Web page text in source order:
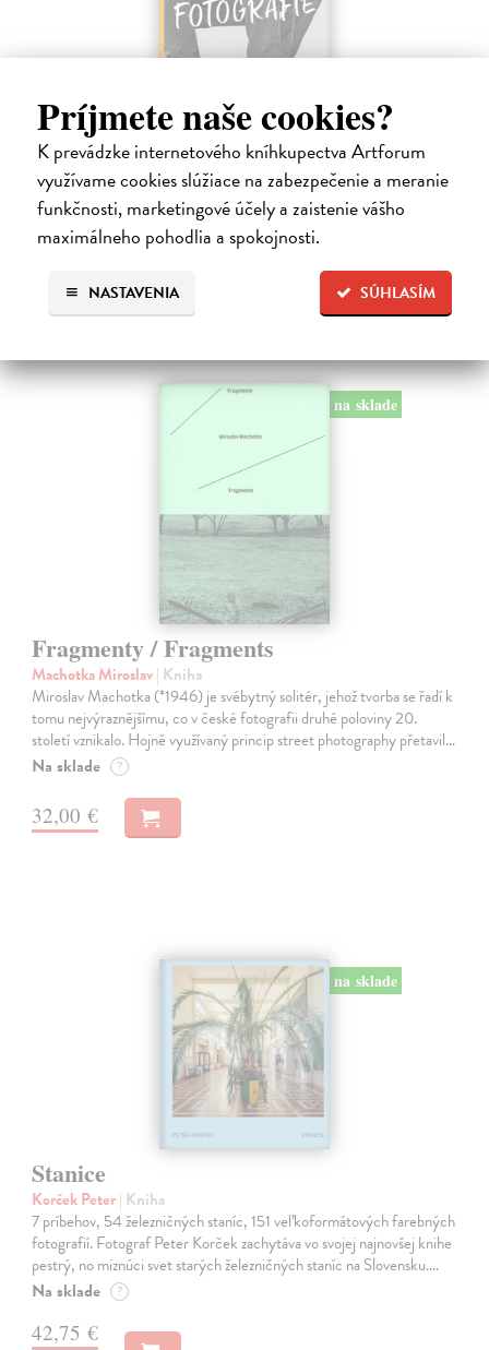
Príjmete naše cookies?
K prevádzke internetového kníhkupectva Artforum
využívame cookies slúžiace na zabezpečenie a meranie
funkčnosti, marketingové účely a zaistenie vášho
maximálneho pohodlia a spokojnosti.
SÚHLASÍM
NASTAVENIA
Vizionáři fotografie
Marien Warner Mary
Fotografové zařazení do této publikace jsou však nejen původními
tvůrci svých vlastních obrazů, ale čerpají inspiraci ze zkušenosti z
malby, designu, reklamy, žurnalistiky a společenských věd. V naší…
Na sklade ?
33,29 € ?
na sklade
Fragmenty / Fragments
Machotka Miroslav| Kniha
Miroslav Machotka (*1946) je svébytný solitér, jehož tvorba se řadí k
tomu nejvýraznějšímu, co v české fotografii druhé poloviny 20.
století vznikalo. Hojně využívaný princip street photography přetavil…
Na sklade ?
32,00 €
na sklade
Stanice
Korček Peter| Kniha
7 príbehov, 54 železničných staníc, 151 veľkoformátových farebných
fotografií. Fotograf Peter Korček zachytáva vo svojej najnovšej knihe
pestrý, no miznúci svet starých železničných staníc na Slovensku.…
Na sklade ?
42,75 €